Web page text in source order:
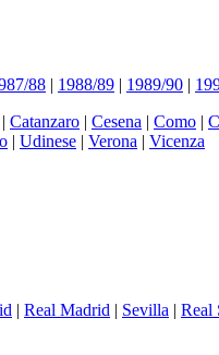
88 | 1988/89 | 1989/90 |
| Catanzaro | Cesena | Como |
| Udinese | Verona | Vicenza
| Real Madrid | Sevilla | Real